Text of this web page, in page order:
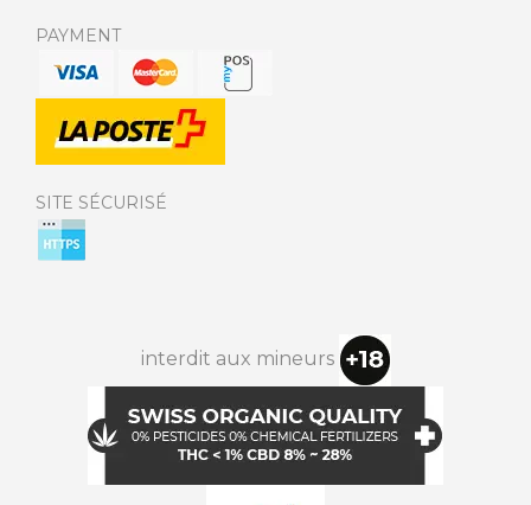
PAYMENT
SITE SÉCURISÉ
interdit aux mineurs